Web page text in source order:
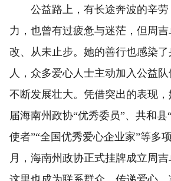
公益路上，有长途奔波的辛劳
力，也曾有过疲惫与迷茫，但周
改、从未止步。她的善行也感染
人，众多爱心人士主动加入公益
不断发展壮大。凭借突出的表现
届海南州政协“优秀委员”、共和县
使者”“全国优秀爱心企业家”等多
月，海南州政协正式挂牌成立周吉